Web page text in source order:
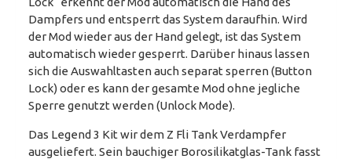
Dampfers und entsperrt das System daraufhin. Wird
der Mod wieder aus der Hand gelegt, ist das System
automatisch wieder gesperrt. Darüber hinaus lassen
sich die Auswahltasten auch separat sperren (Button
Lock) oder es kann der gesamte Mod ohne jegliche
Sperre genutzt werden (Unlock Mode).
Das Legend 3 Kit wir dem Z Fli Tank Verdampfer
ausgeliefert. Sein bauchiger Borosilikatglas-Tank fasst